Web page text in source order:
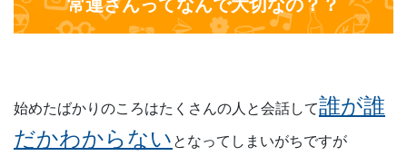
常連さんってなんで大切なの？？
始めたばかりのころはたくさんの人と会話して誰が誰
だかわからない となってしまいがちですが